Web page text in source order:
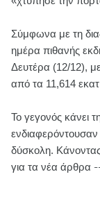
Σύμφωνα με τη
ημέρα πιθανής
Δευτέρα (12/12), με
από τα 11,614
Το γεγονός κάνει
ενδιαφερόντουσαν
δύσκολη.
για τα νέα άρθρα